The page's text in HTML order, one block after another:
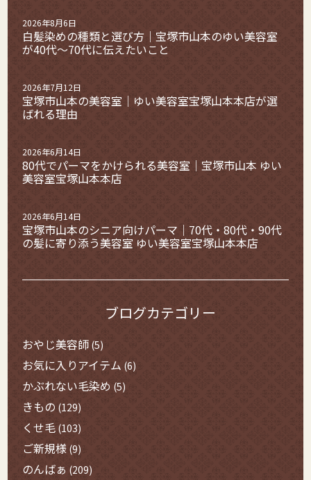
白髪染めの種類と選び方｜宝塚市山本のゆい美容室
が40代〜70代に伝えたいこと
2026年8月6日
宝塚市山本の美容室｜ゆい美容室宝塚山本本店が選
ばれる理由
2026年7月12日
80代でパーマをかけられる美容室｜宝塚市山本 ゆい
美容室宝塚山本本店
2026年6月14日
宝塚市山本のシニア向けパーマ｜70代・80代・90代
の髪に寄り添う美容室 ゆい美容室宝塚山本本店
2026年6月14日
ブログカテゴリー
おやじ美容師 (5)
お気に入りアイテム (6)
かぶれない毛染め (5)
きもの (129)
くせ毛 (103)
ご新規様 (9)
のんばぁ (209)